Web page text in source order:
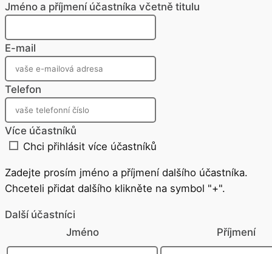
Jméno a příjmení účastníka včetně titulu
E-mail
Telefon
Více účastníků
Chci přihlásit více účastníků
Zadejte prosím jméno a příjmení dalšího účastníka.
Chceteli přidat dalšího klikněte na symbol "+".
Další účastníci
Jméno
Příjmení